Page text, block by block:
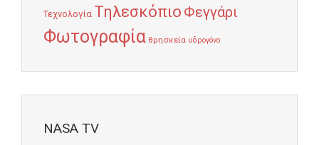
Τεχνολογία Τηλεσκόπιο Φεγγάρι
Φωτογραφία θρησκεία υδρογόνο
NASA TV